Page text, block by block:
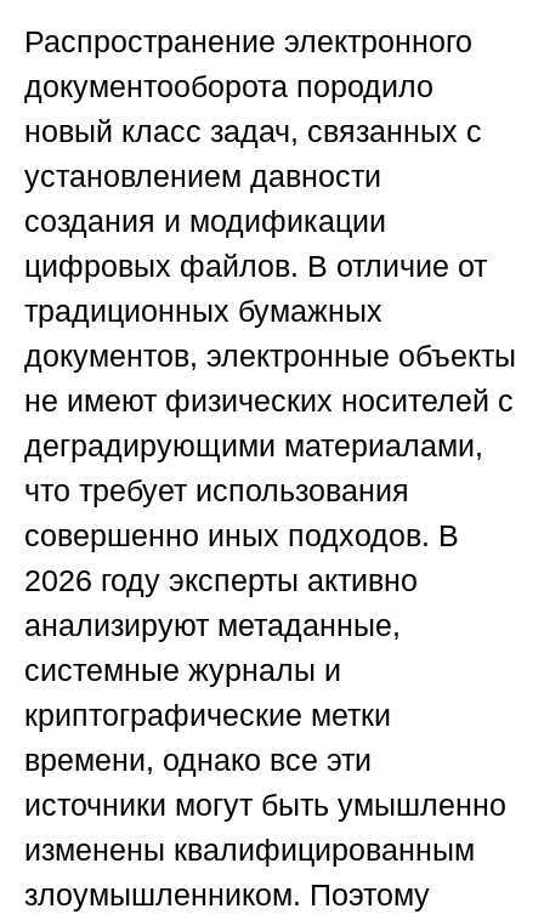
Распространение электронного
документооборота породило
новый класс задач, связанных с
установлением давности
создания и модификации
цифровых файлов. В отличие от
традиционных бумажных
документов, электронные объекты
не имеют физических носителей с
деградирующими материалами,
что требует использования
совершенно иных подходов. В
2026 году эксперты активно
анализируют метаданные,
системные журналы и
криптографические метки
времени, однако все эти
источники могут быть умышленно
изменены квалифицированным
злоумышленником. Поэтому